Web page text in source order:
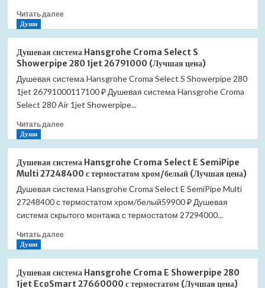
1jet
с
термостатом
бронза
(Лучшая
цена)
Читать далееПрочитать
система
Hansgrohe
Croma
Select
S
280
26792000
термостатом
ванны
(Лучшая
цена)
Души
Душевая система Hansgrohe Croma Select S
Showerpipe 280 1jet 26791000 (Лучшая цена)
Душевая система Hansgrohe Croma Select S Showerpipe 280
1jet 26791000117100 ₽ Душевая система Hansgrohe Croma
Select 280 Air 1jet Showerpipe...
Читать далееПрочитать
система
Hansgrohe
Croma
Select
S
280
26791000
(Лучшая
цена)
Души
Душевая система Hansgrohe Croma Select E SemiPipe
Multi 27248400 с термостатом хром/белый (Лучшая цена)
Душевая система Hansgrohe Croma Select E SemiPipe Multi
27248400 с термостатом хром/белый59900 ₽ Душевая
система скрытого монтажа с термостатом 27294000...
Читать далееПрочитать
система
Души
Душевая система Hansgrohe Croma E Showerpipe 280
1jet EcoSmart 27660000 с термостатом (Лучшая цена)